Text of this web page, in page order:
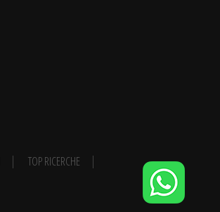
TOP RICERCHE